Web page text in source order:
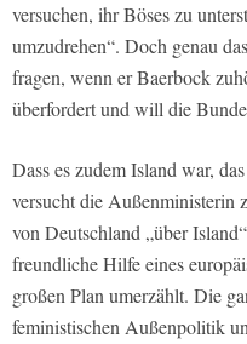
versuchen, ihr Böses zu
umzudrehen“. Doch genau
fragen, wenn er Baerbock
überfordert und will die
Dass es zudem Island war,
versucht die Außenministerin
von Deutschland „über
freundliche Hilfe eines
großen Plan umerzählt. Die
feministischen Außenpolitik